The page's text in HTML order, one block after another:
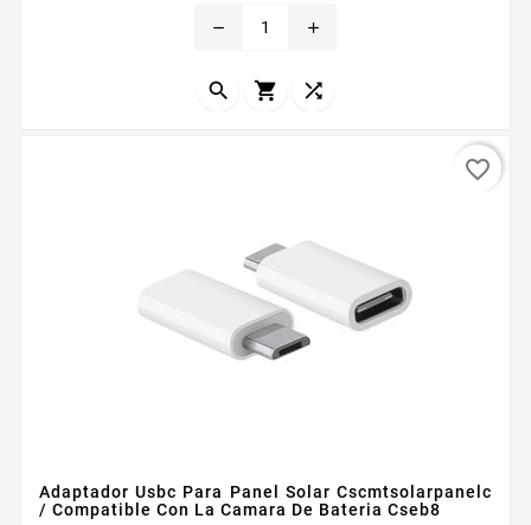
remove add
  
Adaptador Usbc Para Panel Solar Cscmtsolarpanelc
/ Compatible Con La Camara De Bateria Cseb8
favorite_border